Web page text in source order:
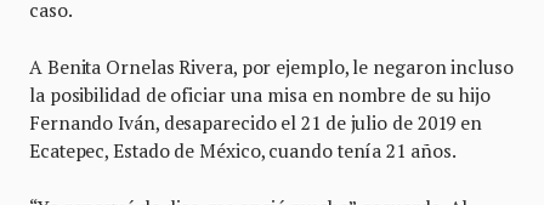
caso.
A Benita Ornelas Rivera, por ejemplo, le negaron incluso
la posibilidad de oficiar una misa en nombre de su hijo
Fernando Iván, desaparecido el 21 de julio de 2019 en
Ecatepec, Estado de México, cuando tenía 21 años.